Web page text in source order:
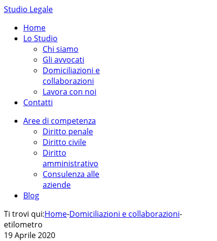
Studio Legale
Home
Lo Studio
Chi siamo
Gli avvocati
Domiciliazioni e
collaborazioni
Lavora con noi
Contatti
Aree di competenza
Diritto penale
Diritto civile
Diritto
amministrativo
Consulenza alle
aziende
Blog
Ti trovi qui:Home-Domiciliazioni e collaborazioni-
etilometro
19 Aprile 2020